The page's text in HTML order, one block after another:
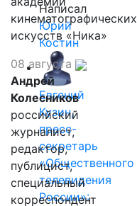
Написал
Юрий
Костин
Евгений
Кузин,
пресс-
секретарь
«Общественного
телевидения
России»:
кинематографических
искусств «Ника»
08 августа
Андрей
Колесников
российский
журналист,
редактор,
публицист,
специальный
корреспондент